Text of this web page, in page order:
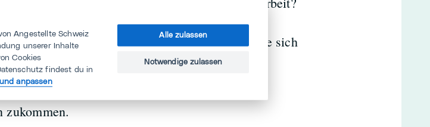
/ deinem Vorgesetzten alle Möglichkeiten, die sich
ergeben.
des Gesprächs schriftlich fest und lass es deiner
zukommen.
Angestellte Schweiz
unserer Inhalte
Cookies
findest du in
anpassen
Alle zulassen
Notwendige zulassen